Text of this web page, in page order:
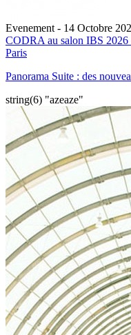
Evenement - 14 Octobre
CODRA au salon IBS 2026
Paris
Panorama Suite : des
string(6) "azeaze"